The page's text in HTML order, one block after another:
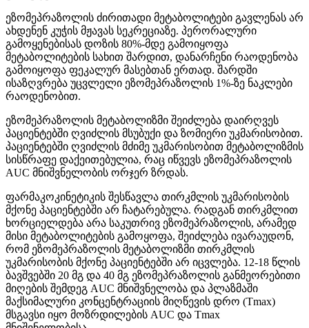
ეზომეპრაზოლის ძირითადი მეტაბოლიტები გავლენას არ
ახდენენ კუჭის მჟავას სეკრეციაზე. პერორალური
გამოყენებისას დოზის 80%-მდე გამოიყოფა
მეტაბოლიტების სახით შარდით, დანარჩენი რაოდენობა
გამოიყოფა ფეკალურ მასებთან ერთად. შარდში
ისაზღვრება უცვლელი ეზომეპრაზოლის 1%-ზე ნაკლები
რაოდენობით.
ეზომეპრაზოლის მეტაბოლიზმი შეიძლება დაირღვეს
პაციენტებში ღვიძლის მსუბუქი და ზომიერი უკმარისობით.
პაციენტებში ღვიძლის მძიმე უკმარისობით მეტაბოლიზმის
სისწრაფე დაქეითებულია, რაც იწვევს ეზომეპრაზოლის
АUС მნიშვნელობის ორჯერ ზრდას.
ფარმაკოკინეტიკის შესწავლა თირკმლის უკმარისობის
მქონე პაციენტებში არ ჩატარებულა. რადგან თირკმლით
ხორციელდება არა საკუთრივ ეზომეპრაზოლის, არამედ
მისი მეტაბოლიტების გამოყოფა, შეიძლება ივარაუდონ,
რომ ეზომეპრაზოლის მეტაბოლიზმი თირკმლის
უკმარისობის მქონე პაციენტებში არ იცვლება. 12-18 წლის
ბავშვებში 20 მგ და 40 მგ ეზომეპრაზოლის განმეორებითი
მიღების შემდეგ АUС მნიშვნელობა და პლაზმაში
მაქსიმალური კონცენტრაციის მიღწევის დრო (Tmax)
მსგავსი იყო მოზრდილების АUС და Tmax